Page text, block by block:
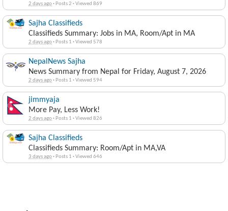
2 days ago· Posts 2 ·Viewed 869
Sajha Classifieds
Classifieds Summary: Jobs in MA, Room/Apt in MA
2 days ago· Posts 1 ·Viewed 578
NepalNews Sajha
News Summary from Nepal for Friday, August 7, 2026
2 days ago· Posts 1 ·Viewed 594
jimmyaja
More Pay, Less Work!
2 days ago· Posts 1 ·Viewed 826
Sajha Classifieds
Classifieds Summary: Room/Apt in MA,VA
3 days ago· Posts 1 ·Viewed 646